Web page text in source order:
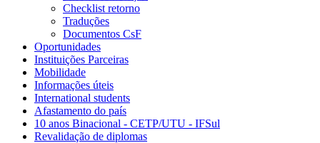
Checklist retorno
Traduções
Documentos CsF
Oportunidades
Instituições Parceiras
Mobilidade
Informações úteis
International students
Afastamento do país
10 anos Binacional - CETP/UTU - IFSul
Revalidação de diplomas